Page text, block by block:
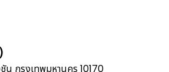
กรุงเทพมหานคร 10170